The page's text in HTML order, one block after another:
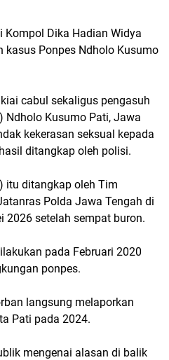
Kompol Dika Hadian Widya
kasus Ponpes Ndholo Kusumo
cabul sekaligus pengasuh
Ndholo Kusumo Pati, Jawa
kekerasan seksual kepada
ditangkap oleh polisi.
itu ditangkap oleh Tim
Polda Jawa Tengah di
2026 setelah sempat buron.
pada Februari 2020
ponpes.
langsung melaporkan
Pati pada 2024.
mengenai alasan di balik